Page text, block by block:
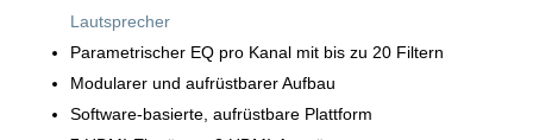
Lautsprecher
Parametrischer EQ pro Kanal mit bis zu 20 Filtern
Modularer und aufrüstbarer Aufbau
Software-basierte, aufrüstbare Plattform